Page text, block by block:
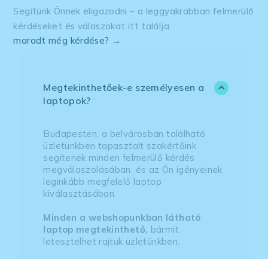
Segítünk Önnek eligazodni – a leggyakrabban felmerülő
kérdéseket és válaszokat itt találja.
maradt még kérdése? →
Megtekinthetőek-e személyesen a
laptopok?
Budapesten, a belvárosban található
üzletünkben tapasztalt szakértőink
segítenek minden felmerülő kérdés
megválaszolásában, és az Ön igényeinek
leginkább megfelelő laptop
kiválasztásában.
Minden a webshopunkban látható
laptop megtekinthető, bármit
letesztelhet rajtuk üzletünkben.